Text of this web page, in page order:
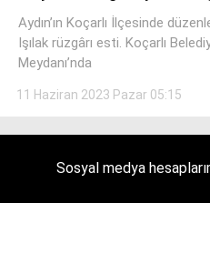
Aydın’ın Koçarlı İlçesinde
Işılak rüzgârı esti. Koçarlı
Meydanı’nda
11 Haziran 2023 Pazar 05:15
Sosyal medya